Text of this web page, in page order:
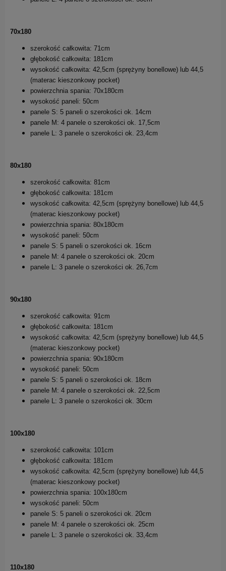
70x180
szerokość całkowita: 71cm
głębokość całkowita: 181cm
wysokość całkowita: 42,5cm (sprężyny bonellowe) lub 44,5
(materac kieszonkowy pocket)
powierzchnia spania: 70x180cm
wysokość paneli: 50cm
panele S: 5 paneli o szerokości ok. 14cm
panele M: 4 panele o szerokości ok. 17,5cm
panele L: 3 panele o szerokości ok. 23,4cm
80x180
szerokość całkowita: 81cm
głębokość całkowita: 181cm
wysokość całkowita: 42,5cm (sprężyny bonellowe) lub 44,5
(materac kieszonkowy pocket)
powierzchnia spania: 80x180cm
wysokość paneli: 50cm
panele S: 5 paneli o szerokości ok. 16cm
panele M: 4 panele o szerokości ok. 20cm
panele L: 3 panele o szerokości ok. 26,7cm
90x180
szerokość całkowita: 91cm
głębokość całkowita: 181cm
wysokość całkowita: 42,5cm (sprężyny bonellowe) lub 44,5
(materac kieszonkowy pocket)
powierzchnia spania: 90x180cm
wysokość paneli: 50cm
panele S: 5 paneli o szerokości ok. 18cm
panele M: 4 panele o szerokości ok. 22,5cm
panele L: 3 panele o szerokości ok. 30cm
100x180
szerokość całkowita: 101cm
głębokość całkowita: 181cm
wysokość całkowita: 42,5cm (sprężyny bonellowe) lub 44,5
(materac kieszonkowy pocket)
powierzchnia spania: 100x180cm
wysokość paneli: 50cm
panele S: 5 paneli o szerokości ok. 20cm
panele M: 4 panele o szerokości ok. 25cm
panele L: 3 panele o szerokości ok. 33,4cm
110x180